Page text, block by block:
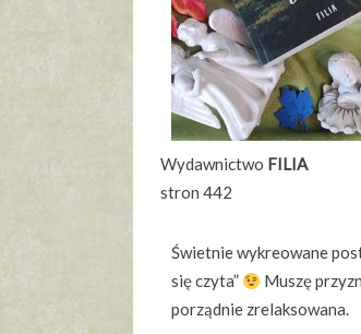
Wydawnictwo FILIA
stron 442
Świetnie wykreowane
się czyta”
Muszę
porządnie zrelaksowana.